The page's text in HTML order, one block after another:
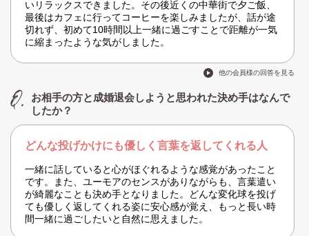
いリラックスできました。その後近くの中華街で夕ご飯、
最後はカフェに行ってコーヒーを楽しみましたが、話が途
切れず、初めて10時間以上一緒に過ごすことで距離が一気
に縮まったような気がしました。
他の会員様の回答を見る
お相手の方と成婚退会しようと思われた決め手はなんで
したか？
どんな投げかけにも優しく言葉を返してくれる人
一緒に話していると心がほぐれるような感覚があったこと
です。また、ユーモアのセンスがありながらも、言葉遣い
が綺麗なことも決め手となりました。どんな変化球を投げ
ても優しく返してくれる姿に安心感が覚え、もっと長い時
間一緒に過ごしたいと自然に思えました。